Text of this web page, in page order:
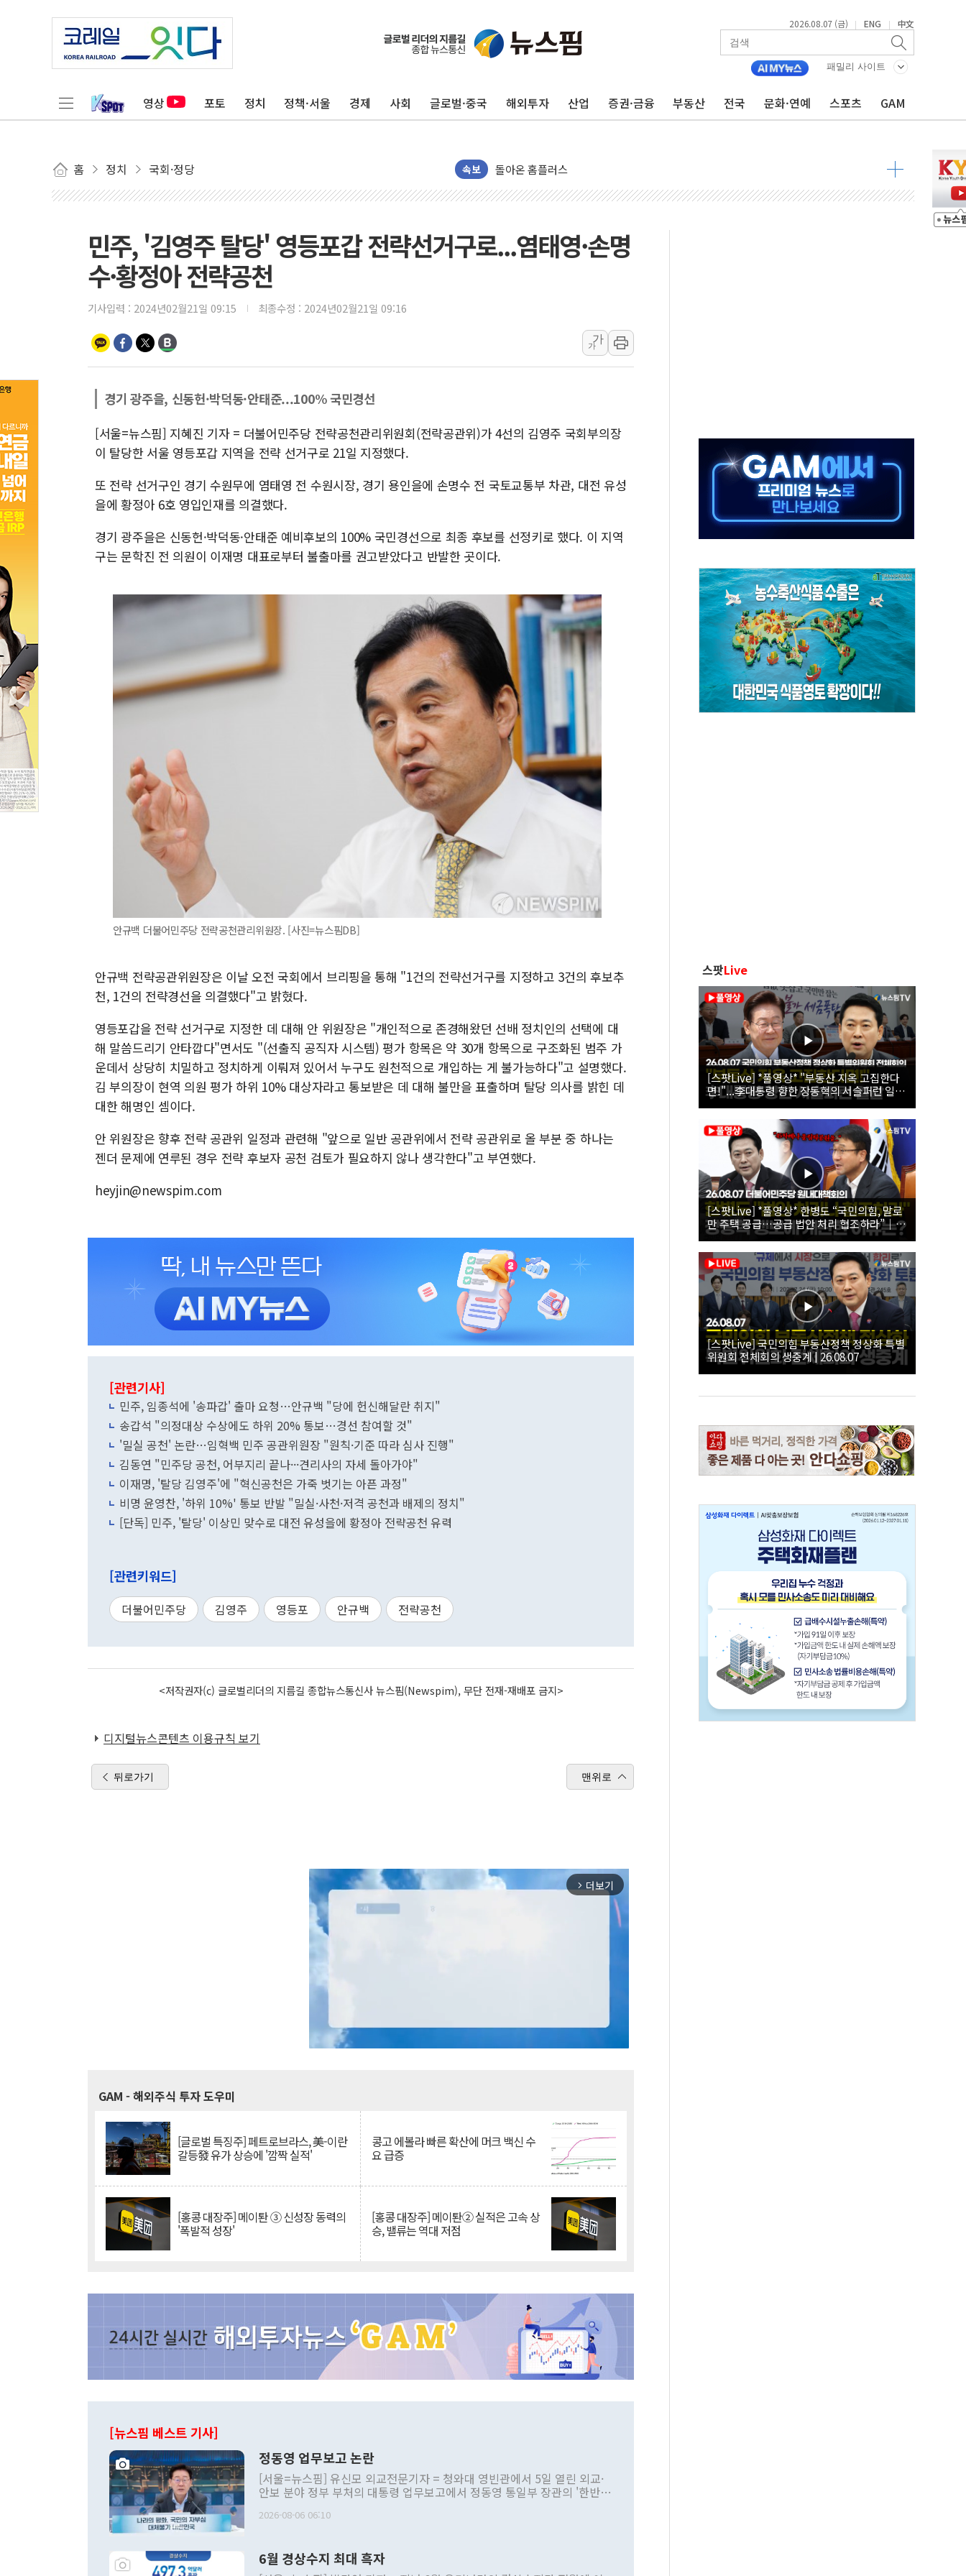
2026.08.07 (금) | ENG | 中文
패밀리 사이트
영상 포토 정치 정책·서울 경제 사회 글로벌·중국 해외투자 산업 증권·금융 부동산 전국 문화·연예 스포츠 GAM
홈 정치 국회·정당 속보
수박으로 여름 나는 하마
전남광주 구례 산불 32분 만에 주불 진화...인명피해 없어
[시승기] 공간·승차감 잡은 볼보 EX90…'올 터치'는 호불호
가오픈한 홈플러스
[종합] 청도 흥선리 야산 산불 1시간36분만에 주불진화....인명피해 없어
한미 법카 제보자 "신동국과 무관…자료는 전·현직 직원으로부터 확보"
에어로케이항공, 청주-중국 청두 노선 운항허가 취득...중국 노선 다변화
네이버, AI 브리핑 도입 후 블로그 창작자 지원 규모 2배 확대
해군1함대 '창설 80주년' 기념식...지역축제 '불금전파, 송정'과 상생
원주시, 첨단의료복합단지 지정 준비 본격화…'AI 데이터 기반 메디테크 혁신허브' 구상
청도 문수리 야산서 산불 진화 중...진화헬기 3대 투입
민주, '김영주 탈당' 영등포갑 전략선거구로...염태영·손명
수·황정아 전략공천
기사입력 : 2024년02월21일 09:15 최종수정 : 2024년02월21일 09:16
가
가
경기 광주을, 신동헌·박덕동·안태준...100% 국민경선
[서울=뉴스핌] 지혜진 기자 = 더불어민주당 전략공천관리위원회(전략공관위)가 4선의 김영주 국회부의장
이 탈당한 서울 영등포갑 지역을 전략 선거구로 21일 지정했다.
또 전략 선거구인 경기 수원무에 염태영 전 수원시장, 경기 용인을에 손명수 전 국토교통부 차관, 대전 유성
을에 황정아 6호 영입인재를 의결했다.
경기 광주을은 신동헌·박덕동·안태준 예비후보의 100% 국민경선으로 최종 후보를 선정키로 했다. 이 지역
구는 문학진 전 의원이 이재명 대표로부터 불출마를 권고받았다고 반발한 곳이다.
안규백 더불어민주당 전략공천관리위원장. [사진=뉴스핌DB]
안규백 전략공관위원장은 이날 오전 국회에서 브리핑을 통해 "1건의 전략선거구를 지정하고 3건의 후보추
천, 1건의 전략경선을 의결했다"고 밝혔다.
영등포갑을 전략 선거구로 지정한 데 대해 안 위원장은 "개인적으로 존경해왔던 선배 정치인의 선택에 대
해 말씀드리기 안타깝다"면서도 "(선출직 공직자 시스템) 평가 항목은 약 30개 항목으로 구조화된 범주 가
운데서 상당히 치밀하고 정치하게 이뤄져 있어서 누구도 원천적으로 개입하는 게 불가능하다"고 설명했다.
김 부의장이 현역 의원 평가 하위 10% 대상자라고 통보받은 데 대해 불만을 표출하며 탈당 의사를 밝힌 데
대한 해명인 셈이다.
안 위원장은 향후 전략 공관위 일정과 관련해 "앞으로 일반 공관위에서 전략 공관위로 올 부분 중 하나는
젠더 문제에 연루된 경우 전략 후보자 공천 검토가 필요하지 않나 생각한다"고 부연했다.
heyjin@newspim.com
[관련기사]
민주, 임종석에 '송파갑' 출마 요청…안규백 "당에 헌신해달란 취지"
송갑석 "의정대상 수상에도 하위 20% 통보…경선 참여할 것"
'밀실 공천' 논란…임혁백 민주 공관위원장 "원칙·기준 따라 심사 진행"
김동연 "민주당 공천, 어부지리 끝나···견리사의 자세 돌아가야"
이재명, '탈당 김영주'에 "혁신공천은 가죽 벗기는 아픈 과정"
비명 윤영찬, '하위 10%' 통보 반발 "밀실·사천·저격 공천과 배제의 정치"
[단독] 민주, '탈당' 이상민 맞수로 대전 유성을에 황정아 전략공천 유력
[관련키워드]
더불어민주당 김영주 영등포 안규백 전략공천
<저작권자(c) 글로벌리더의 지름길 종합뉴스통신사 뉴스핌(Newspim), 무단 전재-재배포 금지>
디지털뉴스콘텐츠 이용규칙 보기
뒤로가기 맨위로
arrow_forward_ios 더보기
GAM - 해외주식 투자 도우미
[글로벌 특징주] 페트로브라스, 美-이란
갈등發 유가 상승에 '깜짝 실적'
콩고 에볼라 빠른 확산에 머크 백신 수
요 급증
[홍콩 대장주] 메이퇀 ③ 신성장 동력의
'폭발적 성장'
[홍콩 대장주] 메이퇀② 실적은 고속 상
승, 밸류는 역대 저점
[뉴스핌 베스트 기사]
정동영 업무보고 논란
[서울=뉴스핌] 유신모 외교전문기자 = 청와대 영빈관에서 5일 열린 외교·
안보 분야 정부 부처의 대통령 업무보고에서 정동영 통일부 장관의 '한반도
발언 중에는 정부 내 조율을 거치지 않은 사안을 정책으로 추진하겠다고 공
주의적 희망에 근거한 비현실적 구상'이라는 비판을 내놨다. 그동안 정 장
2026-08-06 06:10
6월 경상수지 최대 흑자
스팟Live
[스팟Live] *풀영상* "부동산 지옥 고집한다
면!"...李대통령 향한 장동혁의 서슬퍼런 일갈
| 26.08.07 국민의힘 부동산정책 정상화 특별
위원회 전체회의
[스팟Live] *풀영상* 한병도 “국민의힘, 말로
만 주택 공급…공급 법안 처리 협조하라”｜
26.08.07 더불어민주당 원내대책회의
[스팟Live] 국민의힘 부동산정책 정상화 특별
위원회 전체회의 생중계 | 26.08.07